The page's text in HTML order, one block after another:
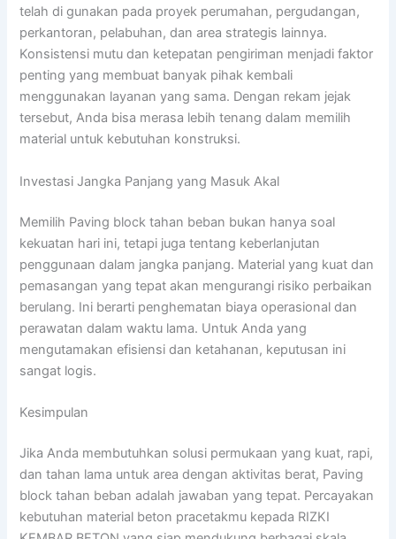
telah di gunakan pada proyek perumahan, pergudangan,
perkantoran, pelabuhan, dan area strategis lainnya.
Konsistensi mutu dan ketepatan pengiriman menjadi faktor
penting yang membuat banyak pihak kembali
menggunakan layanan yang sama. Dengan rekam jejak
tersebut, Anda bisa merasa lebih tenang dalam memilih
material untuk kebutuhan konstruksi.
Investasi Jangka Panjang yang Masuk Akal
Memilih Paving block tahan beban bukan hanya soal
kekuatan hari ini, tetapi juga tentang keberlanjutan
penggunaan dalam jangka panjang. Material yang kuat dan
pemasangan yang tepat akan mengurangi risiko perbaikan
berulang. Ini berarti penghematan biaya operasional dan
perawatan dalam waktu lama. Untuk Anda yang
mengutamakan efisiensi dan ketahanan, keputusan ini
sangat logis.
Kesimpulan
Jika Anda membutuhkan solusi permukaan yang kuat, rapi,
dan tahan lama untuk area dengan aktivitas berat, Paving
block tahan beban adalah jawaban yang tepat. Percayakan
kebutuhan material beton pracetakmu kepada RIZKI